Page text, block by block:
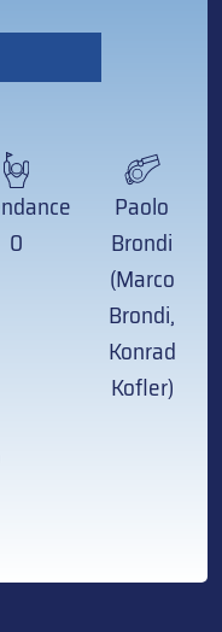
0
Paolo
Brondi
(Marco
Brondi,
Konrad
Kofler)